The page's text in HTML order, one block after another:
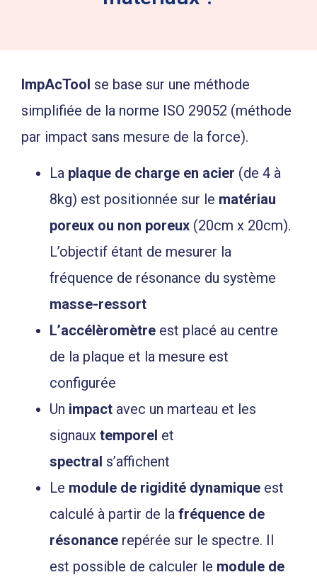
ImpAcTool se base sur une méthode
simplifiée de la norme ISO 29052 (méthode
par impact sans mesure de la force).
La plaque de charge en acier (de 4 à
8kg) est positionnée sur le matériau
poreux ou non poreux (20cm x 20cm).
L’objectif étant de mesurer la
fréquence de résonance du système
masse-ressort
L’accélèromètre est placé au centre
de la plaque et la mesure est
configurée
Un impact avec un marteau et les
signaux temporel et
spectral s’affichent
Le module de rigidité dynamique est
calculé à partir de la fréquence de
résonance repérée sur le spectre. Il
est possible de calculer le module de